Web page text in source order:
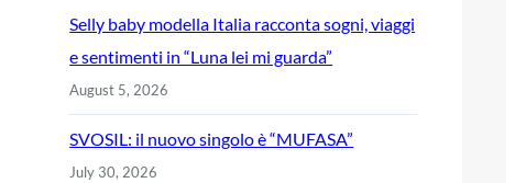
Selly baby modella Italia racconta sogni, viaggi
e sentimenti in “Luna lei mi guarda”
August 5, 2026
SVOSIL: il nuovo singolo è “MUFASA”
July 30, 2026